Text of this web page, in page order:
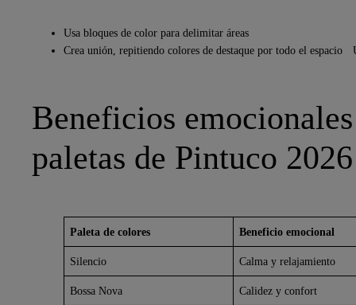
Usa bloques de color para delimitar áreas
Crea unión, repitiendo colores de destaque por todo el
Beneficios
paletas de Pintuco 2026
Paleta de colores Beneficio emocional
Silencio Calma y relajamiento
Bossa Nova Calidez y confort